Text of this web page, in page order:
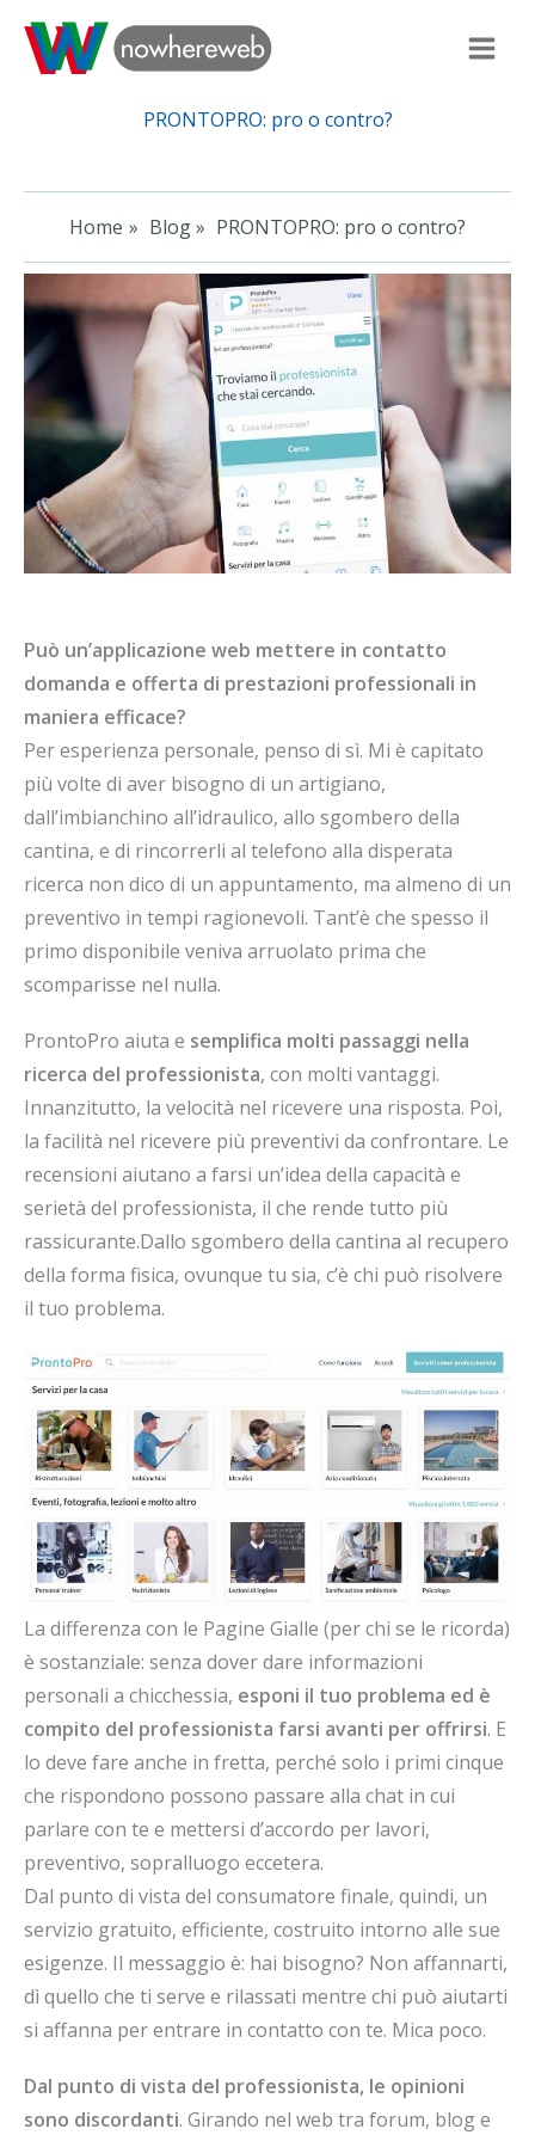
contenuto
Main
PRONTOPRO: pro o contro?
Home Blog PRONTOPRO: pro o contro?
Può un’applicazione web mettere in contatto
domanda e offerta di prestazioni professionali in
maniera efficace?
Per esperienza personale, penso di sì. Mi è capitato
più volte di aver bisogno di un artigiano,
dall’imbianchino all’idraulico, allo sgombero della
cantina, e di rincorrerli al telefono alla disperata
ricerca non dico di un appuntamento, ma almeno di un
preventivo in tempi ragionevoli. Tant’è che spesso il
primo disponibile veniva arruolato prima che
scomparisse nel nulla.
ProntoPro aiuta e semplifica molti passaggi nella
ricerca del professionista, con molti vantaggi.
Innanzitutto, la velocità nel ricevere una risposta. Poi,
la facilità nel ricevere più preventivi da confrontare. Le
recensioni aiutano a farsi un’idea della capacità e
serietà del professionista, il che rende tutto più
rassicurante.Dallo sgombero della cantina al recupero
della forma fisica, ovunque tu sia, c’è chi può risolvere
il tuo problema.
La differenza con le Pagine Gialle (per chi se le ricorda)
è sostanziale: senza dover dare informazioni
personali a chicchessia, esponi il tuo problema ed è
compito del professionista farsi avanti per offrirsi. E
lo deve fare anche in fretta, perché solo i primi cinque
che rispondono possono passare alla chat in cui
parlare con te e mettersi d’accordo per lavori,
preventivo, sopralluogo eccetera.
Dal punto di vista del consumatore finale, quindi, un
servizio gratuito, efficiente, costruito intorno alle sue
esigenze. Il messaggio è: hai bisogno? Non affannarti,
dì quello che ti serve e rilassati mentre chi può aiutarti
si affanna per entrare in contatto con te. Mica poco.
Dal punto di vista del professionista, le opinioni
sono discordanti. Girando nel web tra forum, blog e